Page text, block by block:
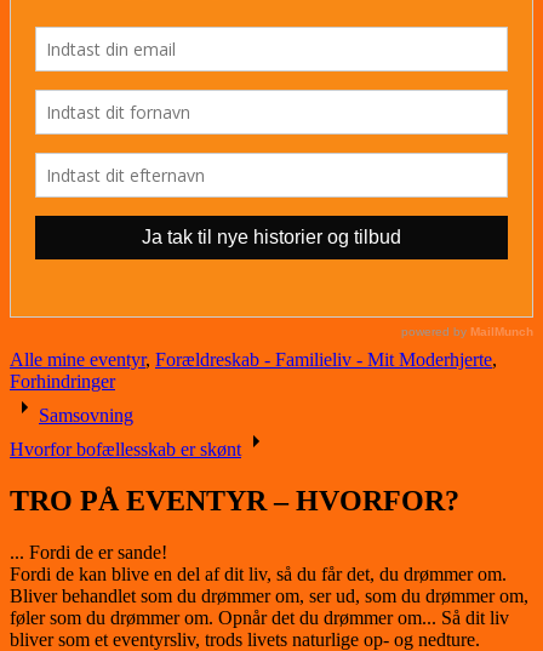
Alle mine eventyr, Forældreskab - Familieliv - Mit Moderhjerte,
Forhindringer
Post
navigation
Samsovning
Hvorfor bofællesskab er skønt
TRO PÅ EVENTYR – HVORFOR?
... Fordi de er sande!
Fordi de kan blive en del af dit liv, så du får det, du drømmer om.
Bliver behandlet som du drømmer om, ser ud, som du drømmer om,
føler som du drømmer om. Opnår det du drømmer om... Så dit liv
bliver som et eventyrsliv, trods livets naturlige op- og nedture.